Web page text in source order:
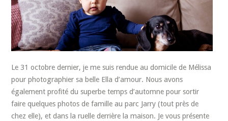
Le 31 octobre dernier, je me suis rendue au domicile de Mélissa
pour photographier sa belle Ella d’amour. Nous avons
également profité du superbe temps d’automne pour sortir
faire quelques photos de famille au parc Jarry (tout près de
chez elle), et dans la ruelle derrière la maison. Je vous présente